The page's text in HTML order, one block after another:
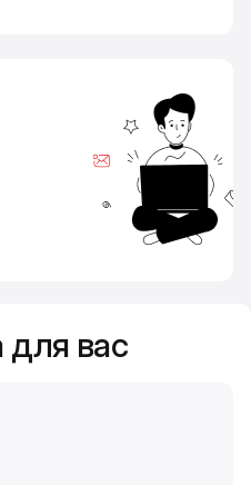
вас